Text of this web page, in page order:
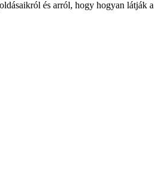
és arról, hogy hogyan látják a